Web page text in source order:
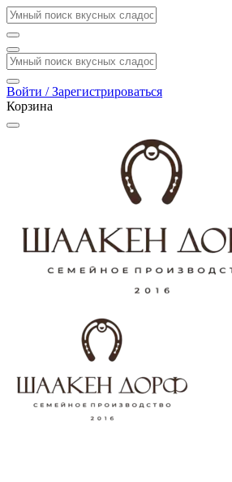
Войти / Зарегистрироваться
Корзина